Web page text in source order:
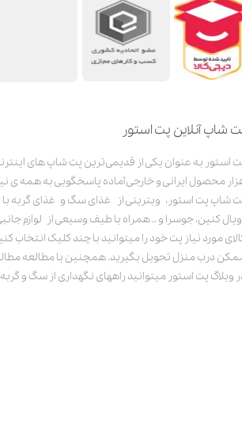
شاپ آنلاین پت استور
محصول ایرانی و خارجی آماده پاسخگویی به همه
شاپ پت استور، ویترینی از غذای سگ و غذای گربه با
کنین، جوسرا و .. همراه با طیف وسیعی از لوازم
مورد نیاز پت خود را میتوانید با چند کلیک انتخاب
درب منزل تحویل بگیرید. همچنین با مطالعه
وبلاگ پت استور میتوانید راههای نگهداری از سگ و